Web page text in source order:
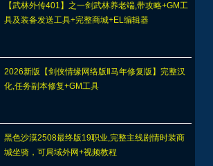
【武林外传401】之一剑武林养老端,带攻略+GM工
具及装备发送工具+完整商城+EL编辑器
2026新版【剑侠情缘网络版Ⅱ马年修复版】完整汉
化,任务副本修复+GM工具
黑色沙漠2508最终版19职业,完整主线剧情时装商
城坐骑，可局域外网+视频教程